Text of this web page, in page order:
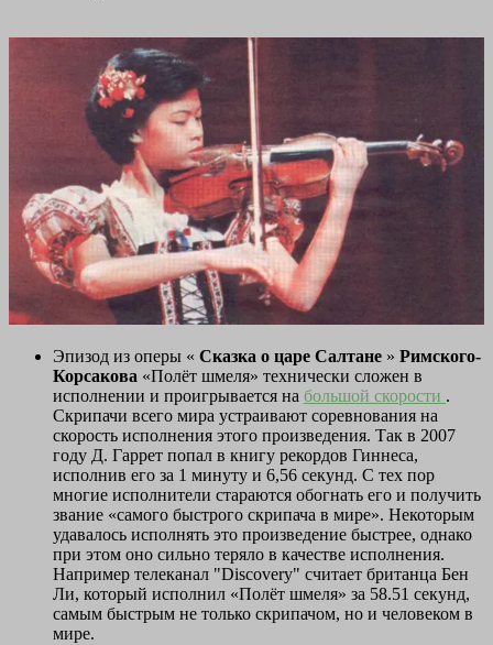
Эпизод из оперы « Сказка о царе Салтане » Римского-
Корсакова «Полёт шмеля» технически сложен в
исполнении и проигрывается на большой скорости .
Скрипачи всего мира устраивают соревнования на
скорость исполнения этого произведения. Так в 2007
году Д. Гаррет попал в книгу рекордов Гиннеса,
исполнив его за 1 минуту и 6,56 секунд. С тех пор
многие исполнители стараются обогнать его и получить
звание «самого быстрого скрипача в мире». Некоторым
удавалось исполнять это произведение быстрее, однако
при этом оно сильно теряло в качестве исполнения.
Например телеканал "Discovery" считает британца Бен
Ли, который исполнил «Полёт шмеля» за 58.51 секунд,
самым быстрым не только скрипачом, но и человеком в
мире.